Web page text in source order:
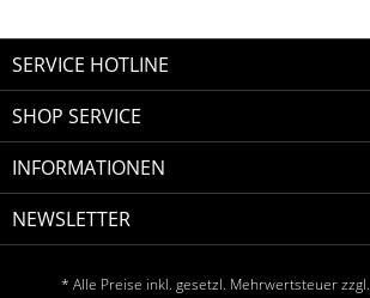
SERVICE HOTLINE
SHOP SERVICE
INFORMATIONEN
NEWSLETTER
* Alle Preise inkl. gesetzl. Mehrwertsteuer zzgl.